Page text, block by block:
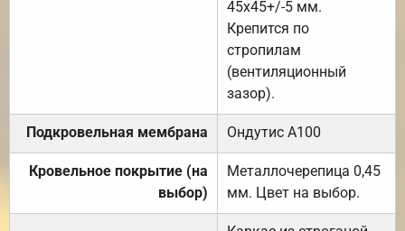
45х45+/-5 мм.
Крепится по
стропилам
(вентиляционный
зазор).
Подкровельная мембрана Ондутис А100
Кровельное покрытие (на
выбор)
Металлочерепица 0,45
мм. Цвет на выбор.